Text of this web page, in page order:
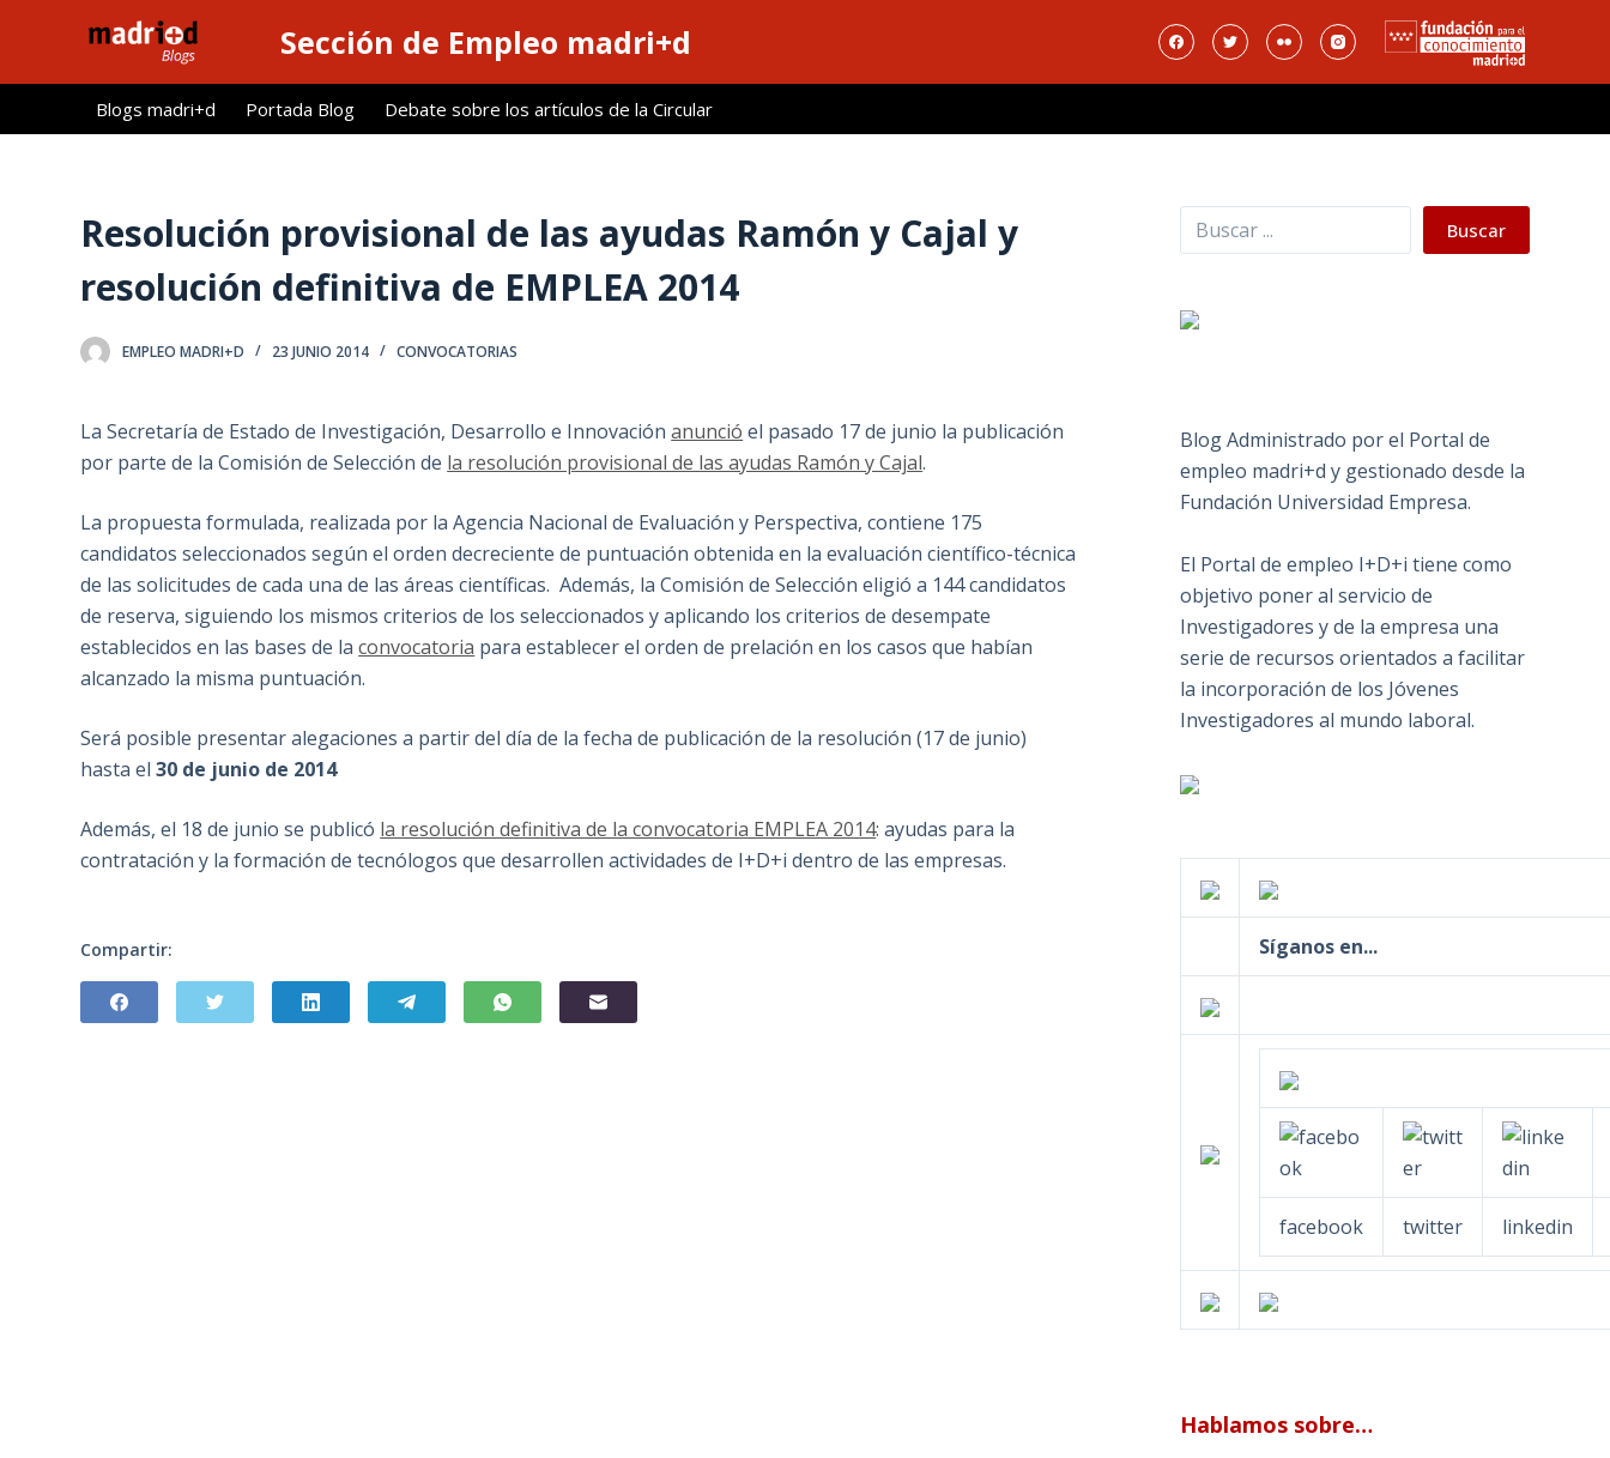
l
Sección de Empleo madri+d
Blogs madri+d Portada Blog Debate sobre los artículos de la Circular
Resolución provisional de las ayudas Ramón y Cajal y
resolución definitiva de EMPLEA 2014
EMPLEO MADRI+D 23 JUNIO 2014 CONVOCATORIAS
La Secretaría de Estado de Investigación, Desarrollo e Innovaciónanunció el pasado 17 de junio la publicación
por parte de la Comisión de Selección de la resolución provisional de las ayudas Ramón y Cajal.
La propuesta formulada, realizada por la Agencia Nacional de Evaluación y Perspectiva, contiene 175
candidatos seleccionados según el orden decreciente de puntuación obtenida en la evaluación científico-técnica
de las solicitudes de cada una de las áreas científicas. Además, la Comisión de Selección eligió a 144 candidatos
de reserva, siguiendo los mismos criterios de los seleccionados y aplicando los criterios de desempate
establecidos en las bases de laconvocatoria para establecer el orden de prelación en los casos que habían
alcanzado la misma puntuación.
Será posible presentar alegaciones a partir del día de la fecha de publicación de la resolución (17 de junio)
hasta el30 de junio de 2014
Además, el 18 de junio se publicó la resolución definitiva de la convocatoria EMPLEA 2014: ayudas para la
contratación y la formación de tecnólogos que desarrollen actividades de I+D+i dentro de las empresas.
Compartir:
Buscar Buscar
Blog Administrado por el Portal de
empleo madri+d y gestionado desde la
Fundación Universidad Empresa.
El Portal de empleo I+D+i tiene como
objetivo poner al servicio de
Investigadores y de la empresa una
serie de recursos orientados a facilitar
la incorporación de los Jóvenes
Investigadores al mundo laboral.
Síganos en...
facebook twitter linkedin
Hablamos sobre…